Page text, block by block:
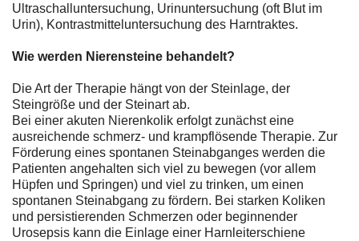
Ultraschalluntersuchung, Urinuntersuchung (oft Blut im
Urin), Kontrastmitteluntersuchung des Harntraktes.
Wie werden Nierensteine behandelt?
Die Art der Therapie hängt von der Steinlage, der
Steingröße und der Steinart ab.
Bei einer akuten Nierenkolik erfolgt zunächst eine
ausreichende schmerz- und krampflösende Therapie. Zur
Förderung eines spontanen Steinabganges werden die
Patienten angehalten sich viel zu bewegen (vor allem
Hüpfen und Springen) und viel zu trinken, um einen
spontanen Steinabgang zu fördern. Bei starken Koliken
und persistierenden Schmerzen oder beginnender
Urosepsis kann die Einlage einer Harnleiterschiene